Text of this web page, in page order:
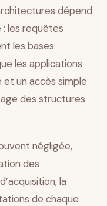
dépend
: les requêtes
les bases
les applications
un accès simple
des structures
négligée,
des
la
de chaque